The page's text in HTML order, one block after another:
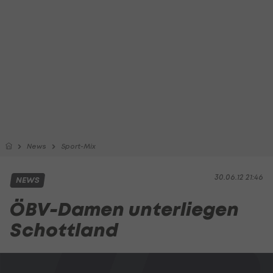
News Sport-Mix
30.06.12 21:46
NEWS
ÖBV-Damen unterliegen
Schottland